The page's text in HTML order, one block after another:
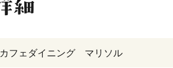
カフェダイニング マリソル